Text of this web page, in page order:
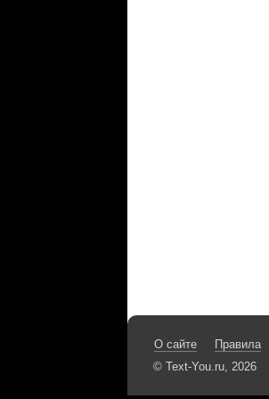
О сайте Правила
© Text-You.ru, 2026